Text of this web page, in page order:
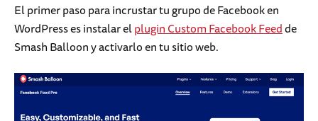
El primer paso para incrustar tu grupo de Facebook en
WordPress es instalar elplugin Custom Facebook Feedde
Smash Balloon y activarlo en tu sitio web.